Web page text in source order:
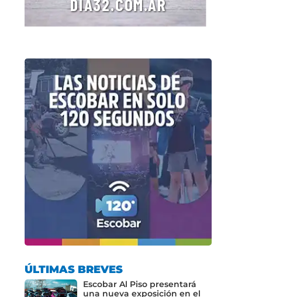
ÚLTIMAS BREVES
Escobar Al Piso presentará
una nueva exposición en el